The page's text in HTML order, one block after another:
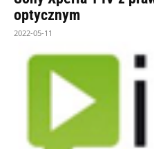
optycznym
2022-05-11